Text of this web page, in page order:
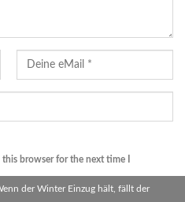
der Winter Einzug hält, fällt der
browser for the next time I